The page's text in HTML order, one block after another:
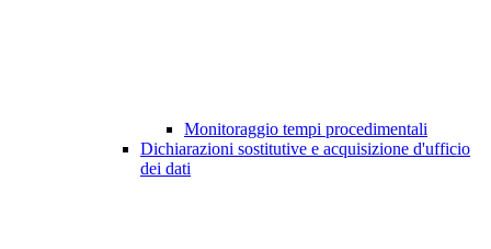
Monitoraggio tempi procedimentali
Dichiarazioni sostitutive e acquisizione d'ufficio
dei dati